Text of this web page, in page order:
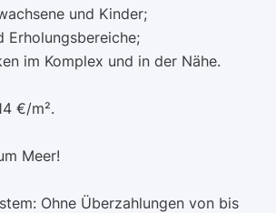
und Kinder;
Erholungsbereiche;
im Komplex und in der Nähe.
€/m².
Meer!
Ohne Überzahlungen von bis